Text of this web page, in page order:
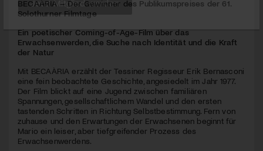
seconds
BECAÀRIA – Der Gewinner des Publikumspreises der 61.
Solothurner Filmtage
Ein poetischer Coming-of-Age-Film über das
Erwachsenwerden, die Suche nach Identität und die Kraft
der Natur
Mit BECAÀRIA erzählt der Tessiner Regisseur Erik Bernasconi
eine fein beobachtete Geschichte, angesiedelt im Jahr 1977.
Der Film blickt auf eine Jugend zwischen familiären
Spannungen, gesellschaftlichem Wandel und den ersten
tastenden Schritten in Richtung Selbstbestimmung. Fern von
zuhause und den Erwartungen der Erwachsenen beginnt für
Mario ein leiser, aber tiefgreifender Prozess des
Erwachsenwerdens.
Jetzt Mitglied werden